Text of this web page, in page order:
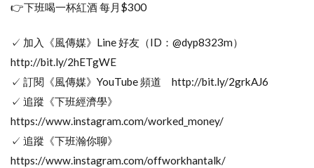
👉下班喝一杯紅酒 每月$300
✓ 加入《風傳媒》Line 好友（ID：@dyp8323m）
http://bit.ly/2hETgWE
✓ 訂閱《風傳媒》YouTube 頻道 http://bit.ly/2grkAJ6
✓ 追蹤《下班經濟學》
https://www.instagram.com/worked_money/
✓ 追蹤《下班瀚你聊》
https://www.instagram.com/offworkhantalk/